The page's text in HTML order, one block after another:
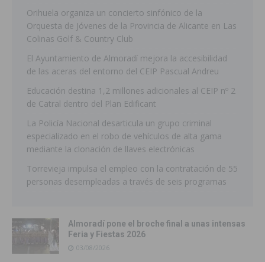
Orihuela organiza un concierto sinfónico de la
Orquesta de Jóvenes de la Provincia de Alicante en Las
Colinas Golf & Country Club
El Ayuntamiento de Almoradí mejora la accesibilidad
de las aceras del entorno del CEIP Pascual Andreu
Educación destina 1,2 millones adicionales al CEIP nº 2
de Catral dentro del Plan Edificant
La Policía Nacional desarticula un grupo criminal
especializado en el robo de vehículos de alta gama
mediante la clonación de llaves electrónicas
Torrevieja impulsa el empleo con la contratación de 55
personas desempleadas a través de seis programas
Almoradí pone el broche final a unas intensas
Feria y Fiestas 2026
03/08/2026